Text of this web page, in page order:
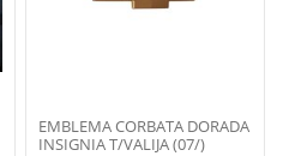
EMBLEMA CORBATA DORADA
INSIGNIA T/VALIJA (07/)